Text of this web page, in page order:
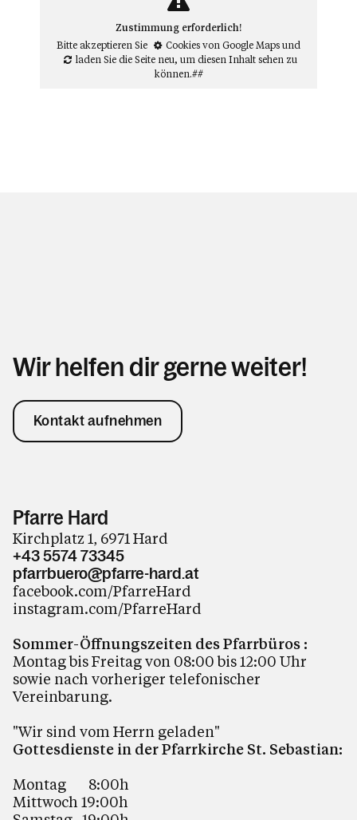
Zustimmung erforderlich!
Bitte akzeptieren Sie
Cookies von Google Mapsund
laden Sie die Seite neu, um diesen Inhalt sehen zu
können.##
Wir helfen dir gerne weiter!
Kontakt aufnehmen
Pfarre Hard
Kirchplatz 1, 6971 Hard
+43 5574 73345
pfarrbuero@pfarre-hard.at
facebook.com/PfarreHard
instagram.com/PfarreHard
Sommer-Öffnungszeiten des Pfarrbüros :
Montag bis Freitag von 08:00 bis 12:00 Uhr
sowie nach vorheriger telefonischer
Vereinbarung.
"Wir sind vom Herrn geladen"
Gottesdienste in der Pfarrkirche St. Sebastian:
Montag 8:00h
Mittwoch 19:00h